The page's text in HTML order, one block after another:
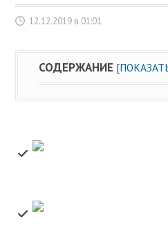
12.12.2019 в 01:01
СОДЕРЖАНИЕ [